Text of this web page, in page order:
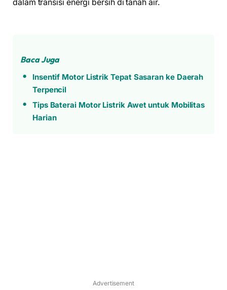
dalam transisi energi bersih di tanah air.
Baca Juga
Insentif Motor Listrik Tepat Sasaran ke Daerah
Terpencil
Tips Baterai Motor Listrik Awet untuk Mobilitas
Harian
Advertisement